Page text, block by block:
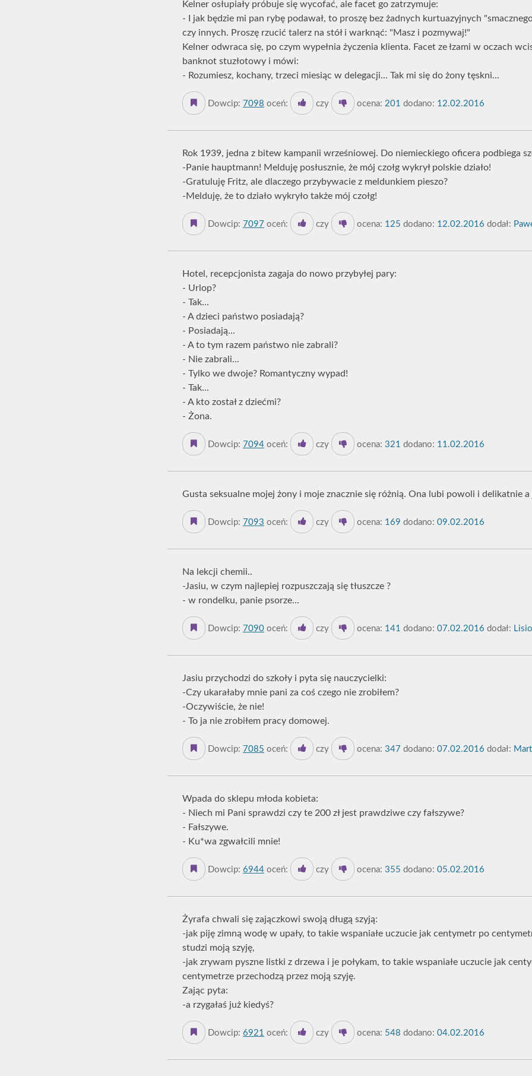
Kelner osłupiały próbuje się wycofać, ale facet go zatrzymuje:
- I jak będzie mi pan rybę podawał, to proszę bez żadnych kurtuazyjnych
czy innych. Proszę rzucić talerz na stół i warknąć: "Masz i pozmywaj!"
Kelner odwraca się, po czym wypełnia życzenia klienta. Facet ze łzami w oczach
banknot stuzłotowy i mówi:
- Rozumiesz, kochany, trzeci miesiąc w delegacji... Tak mi się do żony tęskni...
Dowcip: 7098 oceń: czy ocena: 201 dodano: 12.02.2016
Rok 1939, jedna z bitew kampanii wrześniowej. Do niemieckiego oficera podbiega
-Panie hauptmann! Melduję posłusznie, że mój czołg wykrył polskie działo!
-Gratuluję Fritz, ale dlaczego przybywacie z meldunkiem pieszo?
-Melduję, że to działo wykryło także mój czołg!
Dowcip: 7097 oceń: czy ocena: 125 dodano: 12.02.2016 dodał:
Hotel, recepcjonista zagaja do nowo przybyłej pary:
- Urlop?
- Tak...
- A dzieci państwo posiadają?
- Posiadają...
- A to tym razem państwo nie zabrali?
- Nie zabrali...
- Tylko we dwoje? Romantyczny wypad!
- Tak...
- A kto został z dziećmi?
- Żona.
Dowcip: 7094 oceń: czy ocena: 321 dodano: 11.02.2016
Gusta seksualne mojej żony i moje znacznie się różnią. Ona lubi powoli i delikatnie a
Dowcip: 7093 oceń: czy ocena: 169 dodano: 09.02.2016
Na lekcji chemii..
-Jasiu, w czym najlepiej rozpuszczają się tłuszcze ?
- w rondelku, panie psorze...
Dowcip: 7090 oceń: czy ocena: 141 dodano: 07.02.2016 dodał:
Jasiu przychodzi do szkoły i pyta się nauczycielki:
-Czy ukarałaby mnie pani za coś czego nie zrobiłem?
-Oczywiście, że nie!
- To ja nie zrobiłem pracy domowej.
Dowcip: 7085 oceń: czy ocena: 347 dodano: 07.02.2016 dodał:
Wpada do sklepu młoda kobieta:
- Niech mi Pani sprawdzi czy te 200 zł jest prawdziwe czy fałszywe?
- Fałszywe.
- Ku*wa zgwałcili mnie!
Dowcip: 6944 oceń: czy ocena: 355 dodano: 05.02.2016
Żyrafa chwali się zajączkowi swoją długą szyją:
-jak piję zimną wodę w upały, to takie wspaniałe uczucie jak centymetr po
studzi moją szyję,
-jak zrywam pyszne listki z drzewa i je połykam, to takie wspaniałe uczucie jak
centymetrze przechodzą przez moją szyję.
Zając pyta:
-a rzygałaś już kiedyś?
Dowcip: 6921 oceń: czy ocena: 548 dodano: 04.02.2016